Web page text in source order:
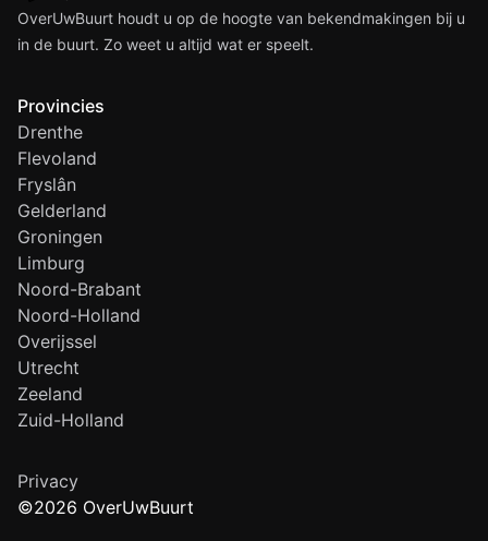
OverUwBuurt houdt u op de hoogte van bekendmakingen bij u
in de buurt. Zo weet u altijd wat er speelt.
Provincies
Drenthe
Flevoland
Fryslân
Gelderland
Groningen
Limburg
Noord-Brabant
Noord-Holland
Overijssel
Utrecht
Zeeland
Zuid-Holland
Privacy
©2026 OverUwBuurt